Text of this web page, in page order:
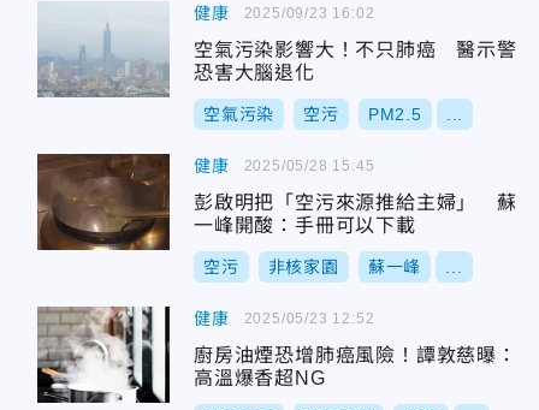
健康
空氣污染影響大！不只肺癌 醫示警
恐害大腦退化
空氣污染 空污 PM2.5
2025/09/23 16:02
健康
彭啟明把「空污來源推給主婦」 蘇
一峰開酸：手冊可以下載
空污 非核家園 蘇一峰
2025/05/28 15:45
健康
廚房油煙恐增肺癌風險！譚敦慈曝：
高溫爆香超NG
2025/05/23 12:52